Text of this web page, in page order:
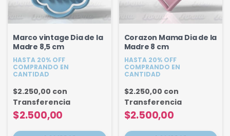
Marco vintage Dia de la
Madre 8,5 cm
HASTA 20% OFF
COMPRANDO EN
CANTIDAD
$2.500,00
$2.250,00 con
Transferencia
Corazon Mama Dia de la
Madre 8 cm
HASTA 20% OFF
COMPRANDO EN
CANTIDAD
$2.500,00
$2.250,00 con
Transferencia